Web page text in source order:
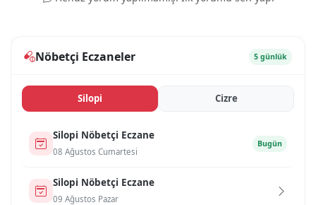
Nöbetçi Eczaneler 5 günlük
Si̇lopi̇ Ci̇zre
Si̇lopi̇ Nöbetçi Eczane
08 Ağustos Cumartesi
Bugün
Si̇lopi̇ Nöbetçi Eczane
09 Ağustos Pazar